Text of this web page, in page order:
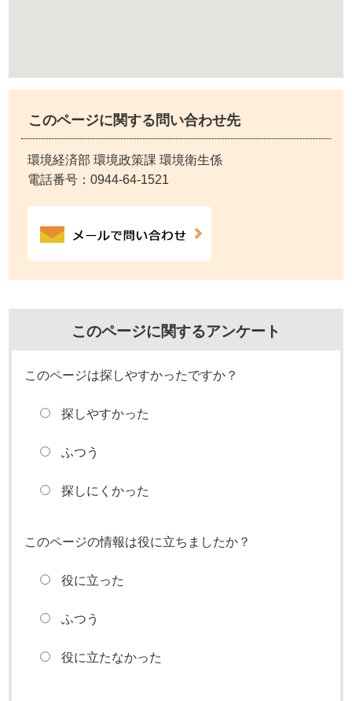
このページに関する問い合わせ先
環境経済部 環境政策課 環境衛生係
電話番号：0944-64-1521
このページに関するアンケート
このページは探しやすかったですか？
探しやすかった
ふつう
探しにくかった
このページの情報は役に立ちましたか？
役に立った
ふつう
役に立たなかった